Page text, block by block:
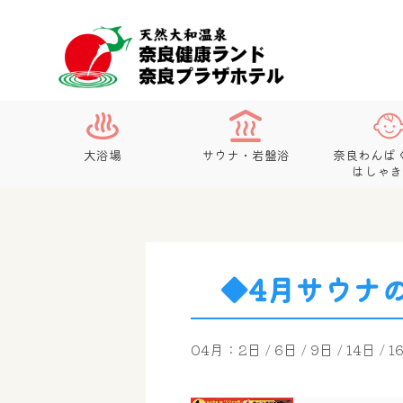
大浴場 サウナ・岩盤浴
奈良わんぱ
はしゃ
◆4月サウナ
04月：2日 / 6日 / 9日 / 14日 /